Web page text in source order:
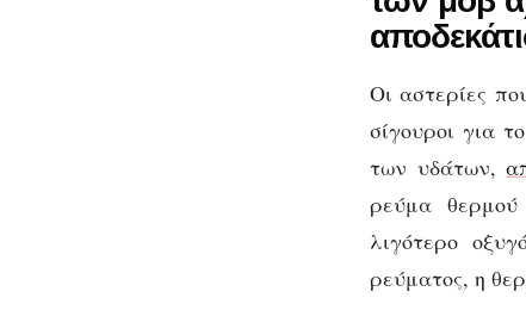
Οι αστερίες
σίγουροι για
των υδάτων,
ρεύμα
λιγότερο
ρεύματος, η